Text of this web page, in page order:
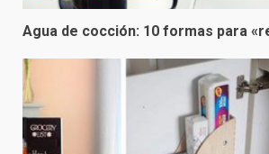
Agua de cocción: 10 formas para